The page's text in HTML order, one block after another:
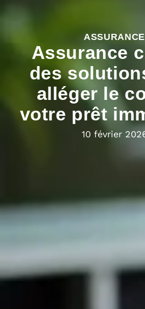
ASSURANCE
Assurance
des
alléger le
votre prêt
10 février